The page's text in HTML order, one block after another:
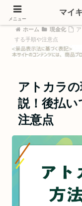
ホーム 現金化
する手順や注意点
アトカラ
説！後払い
注意点
メニュー
マイ